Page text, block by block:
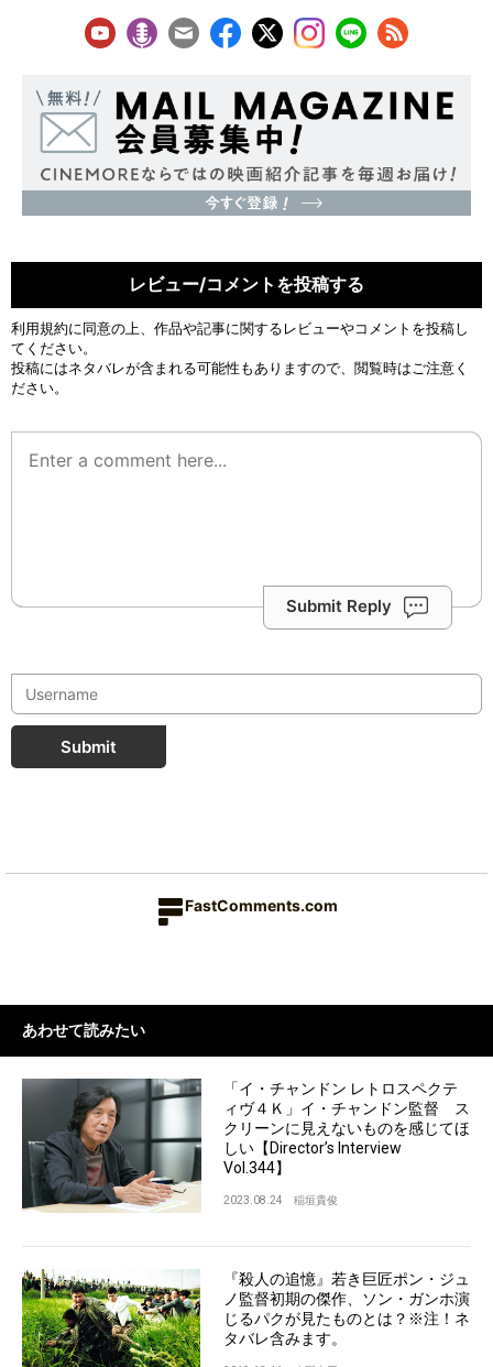
レビュー/コメントを投稿する
利用規約に同意の上、作品や記事に関するレビューやコメントを投稿し
てください。
投稿にはネタバレが含まれる可能性もありますので、閲覧時はご注意く
ださい。
Submit Reply
Submit
FastComments.com
あわせて読みたい
「イ・チャンドン レトロスペクテ
ィヴ４Ｋ」イ・チャンドン監督 ス
クリーンに見えないものを感じてほ
しい【Director’s Interview
Vol.344】
2023.08.24 稲垣貴俊
『殺人の追憶』若き巨匠ポン・ジュ
ノ監督初期の傑作、ソン・ガンホ演
じるパクが見たものとは？※注！ネ
タバレ含みます。